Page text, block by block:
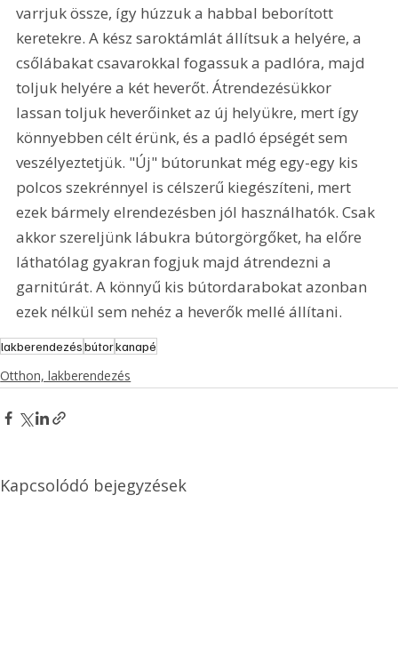
varrjuk össze, így húzzuk a habbal beborított
keretekre. A kész saroktámlát állítsuk a helyére, a
csőlábakat csavarokkal fogassuk a padlóra, majd
toljuk helyére a két heverőt. Átrendezésükkor
lassan toljuk heverőinket az új helyükre, mert így
könnyebben célt érünk, és a padló épségét sem
veszélyeztetjük. "Új" bútorunkat még egy-egy kis
polcos szekrénnyel is célszerű kiegészíteni, mert
ezek bármely elrendezésben jól használhatók. Csak
akkor szereljünk lábukra bútorgörgőket, ha előre
láthatólag gyakran fogjuk majd átrendezni a
garnitúrát. A könnyű kis bútordarabokat azonban
ezek nélkül sem nehéz a heverők mellé állítani.
lakberendezésbútorkanapé
Otthon, lakberendezés
Kapcsolódó bejegyzések